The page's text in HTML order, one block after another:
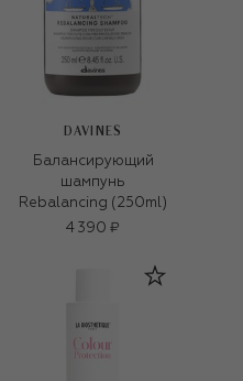
DAVINES
Балансирующий
шампунь
Rebalancing (250ml)
4 390 ₽